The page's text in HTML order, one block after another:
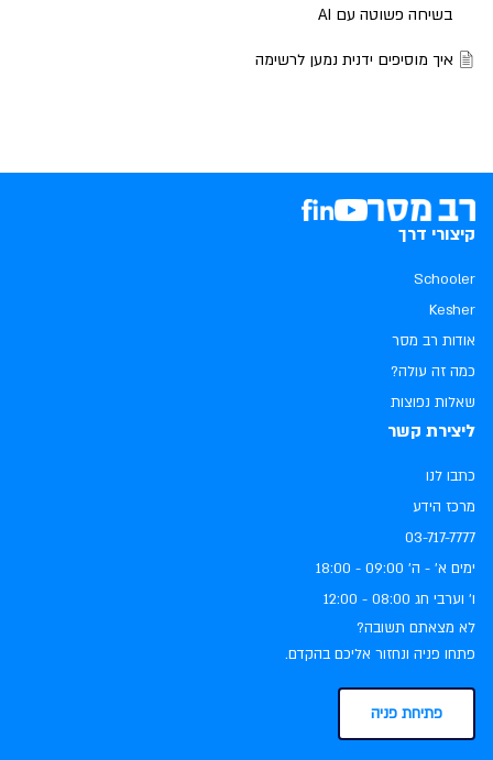
בשיחה פשוטה עם AI
איך מוסיפים ידנית נמען לרשימה
קיצורי דרך
Schooler
Kesher
אודות רב מסר
כמה זה עולה?
שאלות נפוצות
ליצירת קשר
כתבו לנו
מרכז הידע
03-717-7777
ימים א׳ - ה׳ ‏09:00 - 18:00
ו׳ וערבי חג ‏08:00 - 12:00
לא מצאתם תשובה?
פתחו פניה ונחזור אליכם בהקדם.
פתיחת פניה